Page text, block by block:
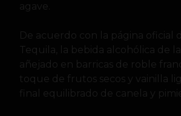
agave.
De acuerdo con la página oficial
Tequila, la bebida alcohólica de la
añejado en barricas de roble
toque de frutos secos y vainilla
final equilibrado de canela y